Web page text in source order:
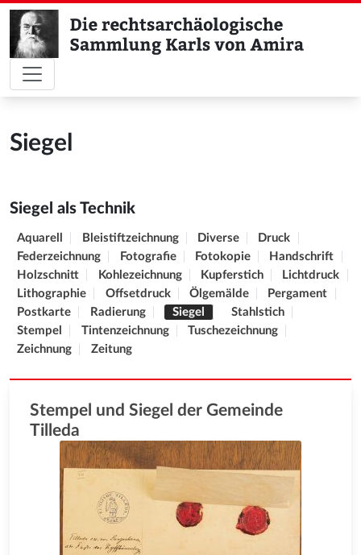
Siegel
Siegel als Technik
Aquarell Bleistiftzeichnung Diverse
Druck
Federzeichnung
Fotografie Fotokopie
Handschrift
Holzschnitt
Kohlezeichnung Kupferstich
Lichtdruck
Lithographie
Offsetdruck Ölgemälde
Pergament
Postkarte
Radierung Siegel
Stahlstich
Stempel
Tintenzeichnung
Tuschezeichnung
Zeichnung
Zeitung
Stempel und Siegel der Gemeinde
Tilleda